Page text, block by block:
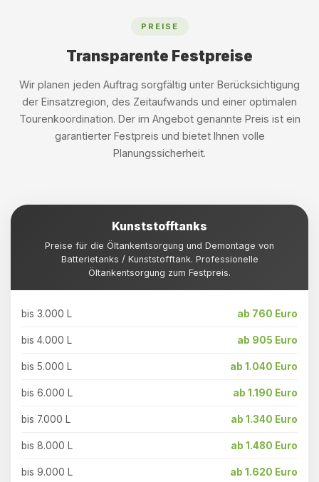
PREISE
Transparente Festpreise
Wir planen jeden Auftrag sorgfältig unter Berücksichtigung
der Einsatzregion, des Zeitaufwands und einer optimalen
Tourenkoordination. Der im Angebot genannte Preis ist ein
garantierter Festpreis und bietet Ihnen volle
Planungssicherheit.
Kunststofftanks
Preise für die Öltankentsorgung und Demontage von
Batterietanks / Kunststofftank. Professionelle
Öltankentsorgung zum Festpreis.
bis 3.000 L ab 760 Euro
bis 4.000 L ab 905 Euro
bis 5.000 L ab 1.040 Euro
bis 6.000 L ab 1.190 Euro
bis 7.000 L ab 1.340 Euro
bis 8.000 L ab 1.480 Euro
bis 9.000 L ab 1.620 Euro